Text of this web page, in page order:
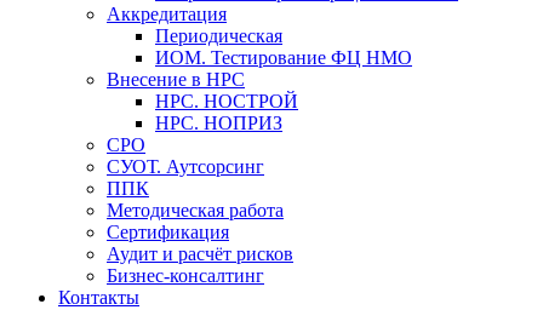
Аккредитация
Периодическая
ИОМ. Тестирование ФЦ НМО
Внесение в НРС
НРС. НОСТРОЙ
НРС. НОПРИЗ
СРО
СУОТ. Аутсорсинг
ППК
Методическая работа
Сертификация
Аудит и расчёт рисков
Бизнес-консалтинг
Контакты